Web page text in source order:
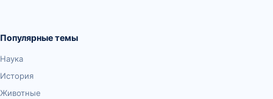
Популярные темы
Наука
История
Животные